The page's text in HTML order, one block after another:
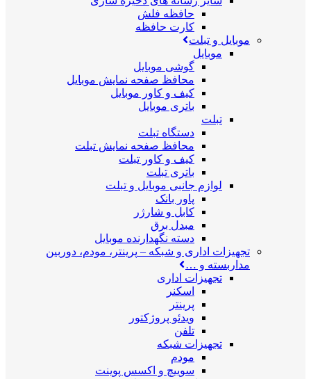
حافظه فلش
کارت حافظه
موبایل و تبلت
موبایل
گوشی موبایل
محافظ صفحه نمایش موبایل
کیف و کاور موبایل
باتری موبایل
تبلت
دستگاه تبلت
محافظ صفحه نمایش تبلت
کیف و کاور تبلت
باتری تبلت
لوازم جانبی موبایل و تبلت
پاور بانک
کابل و شارژر
مبدل برق
دسته نگهدارنده موبایل
تجهیزات اداری و شبکه – پرینتر، مودم، دوربین
مداربسته و …
تجهیزات اداری
اسکنر
پرینتر
ویدئو پروژکتور
تلفن
تجهیزات شبکه
مودم
سوییچ و اکسس پوینت